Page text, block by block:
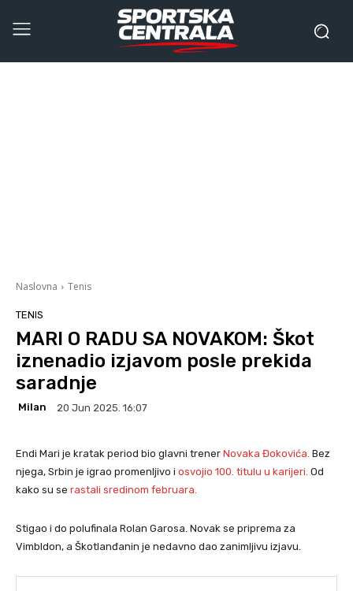
Naslovna Tenis
TENIS
MARI O RADU SA NOVAKOM: Škot
iznenadio izjavom posle prekida
saradnje
Milan 20 Jun 2025. 16:07
Endi Mari je kratak period bio glavni trener Novaka Đokovića. Bez
njega, Srbin je igrao promenljivo i osvojio 100. titulu u karijeri. Od
kako su se rastali sredinom februara.
Stigao i do polufinala Rolan Garosa. Novak se priprema za
Vimbldon, a Škotlanđanin je nedavno dao zanimljivu izjavu.